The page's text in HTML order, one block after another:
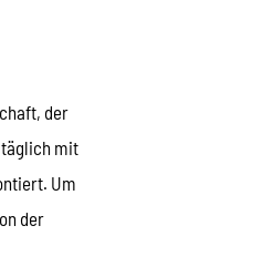
der
mit
Um
der